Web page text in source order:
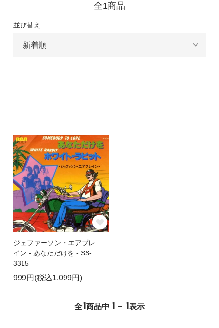
全1商品
並び替え：
ジェファーソン・エアプレ
イン - あなただけを - SS-
3315
999円(税込1,099円)
全1商品中 1 - 1表示